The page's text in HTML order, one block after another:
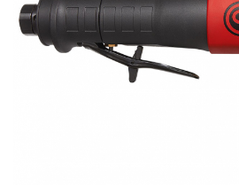
Bormasini pneumatice
Chei pneumatice cu impact
Ciocane daltuitoare pneumatice